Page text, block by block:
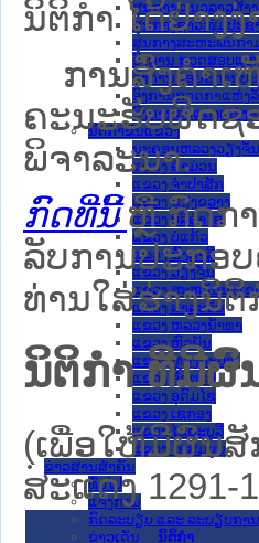
ສູນກາງ ແນວລາວສ້າ
ສູນກາງຊາວໜຸ່ມປະຊ
ສູນກາງສະຫະພັນກຳ
ອົງການ ກວດສອບແຫ່
ອົງການ ໄອຍະການປ
ອົງການກວດກາແຫ່ງ
ອົງການກາແດງແຫ່ງ
ນິຕິກໍາຂັ້ນແຂວງ
ນະ​ຄອນ​ຫລວງວຽງຈັນ
ແຂວງ ຄໍາມ່ວນ
ແຂວງ ຈໍາປາສັກ
ແຂວງ ຊຽງຂວາງ
ແຂວງ ບໍລິຄໍາໄຊ
ແຂວງ ບໍ່ແກ້ວ
ແຂວງ ຜົ້ງສາລີ
ແຂວງ ວຽງຈັນ
ແຂວງ ສະຫວັນນະເຂ
ແຂວງ ສາລະວັນ
ແຂວງ ຫລວງນໍ້າທາ
ແຂວງ ຫົວພັນ
ແຂວງ ຫຼວງພະບາງ
ແຂວງ ອັດຕະປື
ແຂວງ ອຸດົມໄຊ
ແຂວງ ເຊກອງ
ແຂວງ ໄຊຍະບູລີ
ແຂວງ ໄຊສົມບູນ
ຂ່າວສານສໍາຄັນ
​ທົ່ວ​ໄປ
ແຈ້ງການ
ກົດລະບຽບ ແລະ ລະບຽບການ
ຂ່າວເດັ່ນ
ນິຕິກຳ ໄດ້ຢ່າງ
ການສົ່ງຄໍາເ
ຄະນະຮັບຜິດຊ
ພິຈາລະນາ.
ກົດທີ່ນີ້ ຫຼື ກົດກ
ລັບການປະກອ
ທ່ານໃສ່ຮ່າງນິຕິ
ນິຕິກໍາ ທີ່ມີຜົ
(ເພື່ອໃຫ້ມີຜົນສັ
ສະແດງ 1291-
ນິຕິກໍາ